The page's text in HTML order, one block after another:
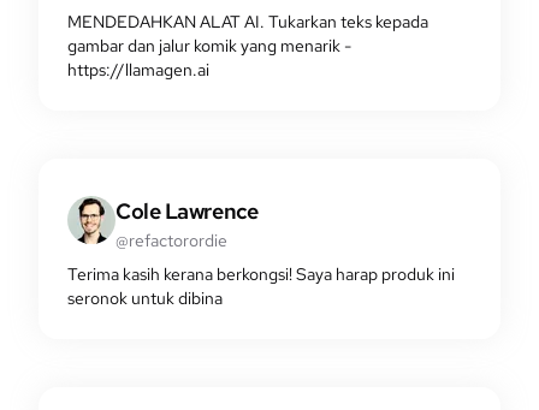
MENDEDAHKAN ALAT AI. Tukarkan teks kepada
gambar dan jalur komik yang menarik -
https://llamagen.ai
Cole Lawrence
@refactorordie
Terima kasih kerana berkongsi! Saya harap produk ini
seronok untuk dibina